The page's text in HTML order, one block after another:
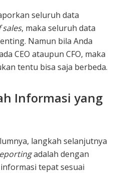
seluruh data
sales, maka seluruh data
Namun bila Anda
CEO ataupun CFO, maka
tentu bisa saja berbeda.
Informasi yang
langkah selanjutnya
adalah dengan
tepat sesuai